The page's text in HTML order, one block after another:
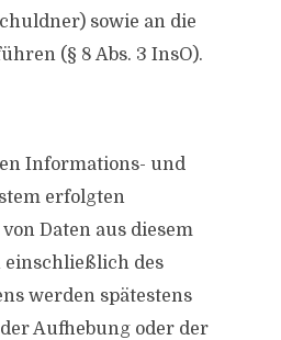
sowie an die
(§ 8 Abs. 3 InsO).
Informations- und
erfolgten
Daten aus diesem
des
werden spätestens
Aufhebung oder der